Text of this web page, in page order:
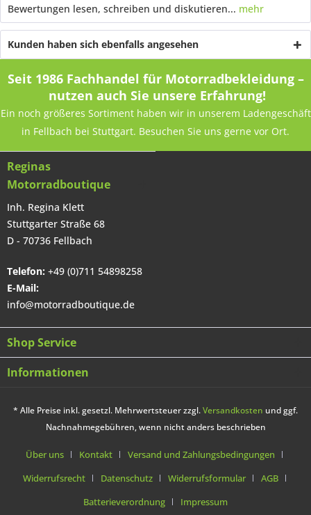
Bewertungen lesen, schreiben und diskutieren... mehr
Kunden haben sich ebenfalls angesehen
Seit 1986 Fachhandel für Motorradbekleidung –
nutzen auch Sie unsere Erfahrung!
Ein noch größeres Sortiment haben wir in unserem Ladengeschäft
in Fellbach bei Stuttgart. Besuchen Sie uns gerne vor Ort.
Reginas
Motorradboutique
Inh. Regina Klett
Stuttgarter Straße 68
D - 70736 Fellbach
Telefon: +49 (0)711 54898258
E-Mail:
info@motorradboutique.de
Shop Service
Informationen
* Alle Preise inkl. gesetzl. Mehrwertsteuer zzgl.Versandkosten und ggf.
Nachnahmegebühren, wenn nicht anders beschrieben
Über uns Kontakt
Versand und Zahlungsbedingungen
Widerrufsrecht
Datenschutz Widerrufsformular
AGB
Batterieverordnung
Impressum